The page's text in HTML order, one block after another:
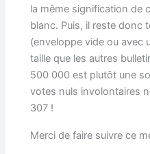
la même signification de
blanc. Puis, il reste donc
(enveloppe vide ou avec
taille que les autres
500 000 est plutôt une
votes nuls involontaires
307 !
Merci de faire suivre ce